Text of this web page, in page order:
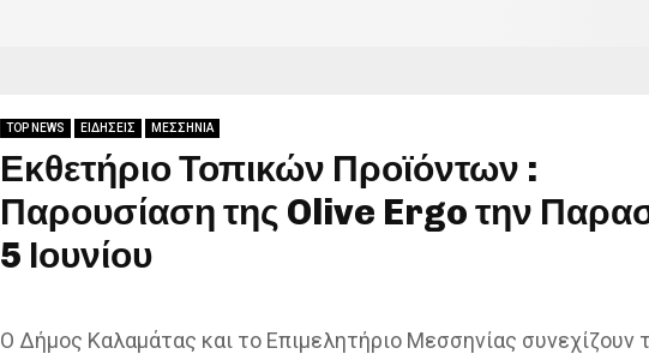
TOP NEWS ΕΙΔΗΣΕΙΣ ΜΕΣΣΗΝΙΑ
Εκθετήριο Τοπικών Προϊόντων :
Παρουσίαση της Olive Ergo την
5 Ιουνίου
Ο Δήμος Καλαμάτας και το Επιμελητήριο Μεσσηνίας συνεχίζουν